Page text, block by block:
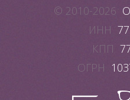
© 2010-2026
ИНН
КПП
ОГРН